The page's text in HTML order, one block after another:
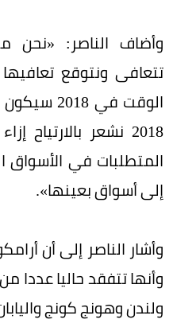
وأضاف الناصر: «نحن
الوقت في
2018 نشعر
المتطلبات في الأسواق
إلى أسواق بعينها».
وأشار الناصر إلى أن
وأنها تتفقد حاليا عددا
ولندن وهونج كونج